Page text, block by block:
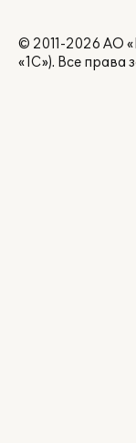
© 2011-2026 АО
«1С»). Все права